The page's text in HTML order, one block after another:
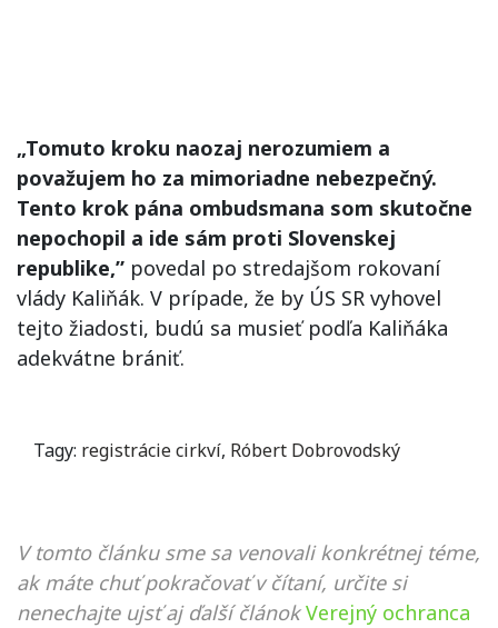
„Tomuto kroku naozaj nerozumiem a
považujem ho za mimoriadne nebezpečný.
Tento krok pána ombudsmana som skutočne
nepochopil a ide sám proti Slovenskej
republike,” povedal po stredajšom rokovaní
vlády Kaliňák. V prípade, že by ÚS SR vyhovel
tejto žiadosti, budú sa musieť podľa Kaliňáka
adekvátne brániť.
Tagy: registrácie cirkví, Róbert Dobrovodský
V tomto článku sme sa venovali konkrétnej téme,
ak máte chuť pokračovať v čítaní, určite si
nenechajte ujsť aj ďalší článok Verejný ochranca